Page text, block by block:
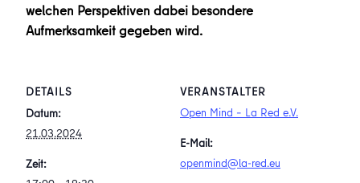
welchen Perspektiven dabei besondere
Aufmerksamkeit gegeben wird.
DETAILS
Datum:
21.03.2024
Zeit:
VERANSTALTER
Open Mind – La Red e.V.
E-Mail:
openmind@la-red.eu